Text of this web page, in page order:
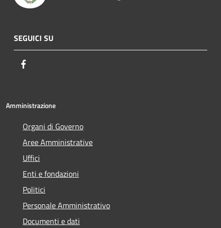
SEGUICI SU
Amministrazione
Organi di Governo
Aree Amministrative
Uffici
Enti e fondazioni
Politici
Personale Amministrativo
Documenti e dati